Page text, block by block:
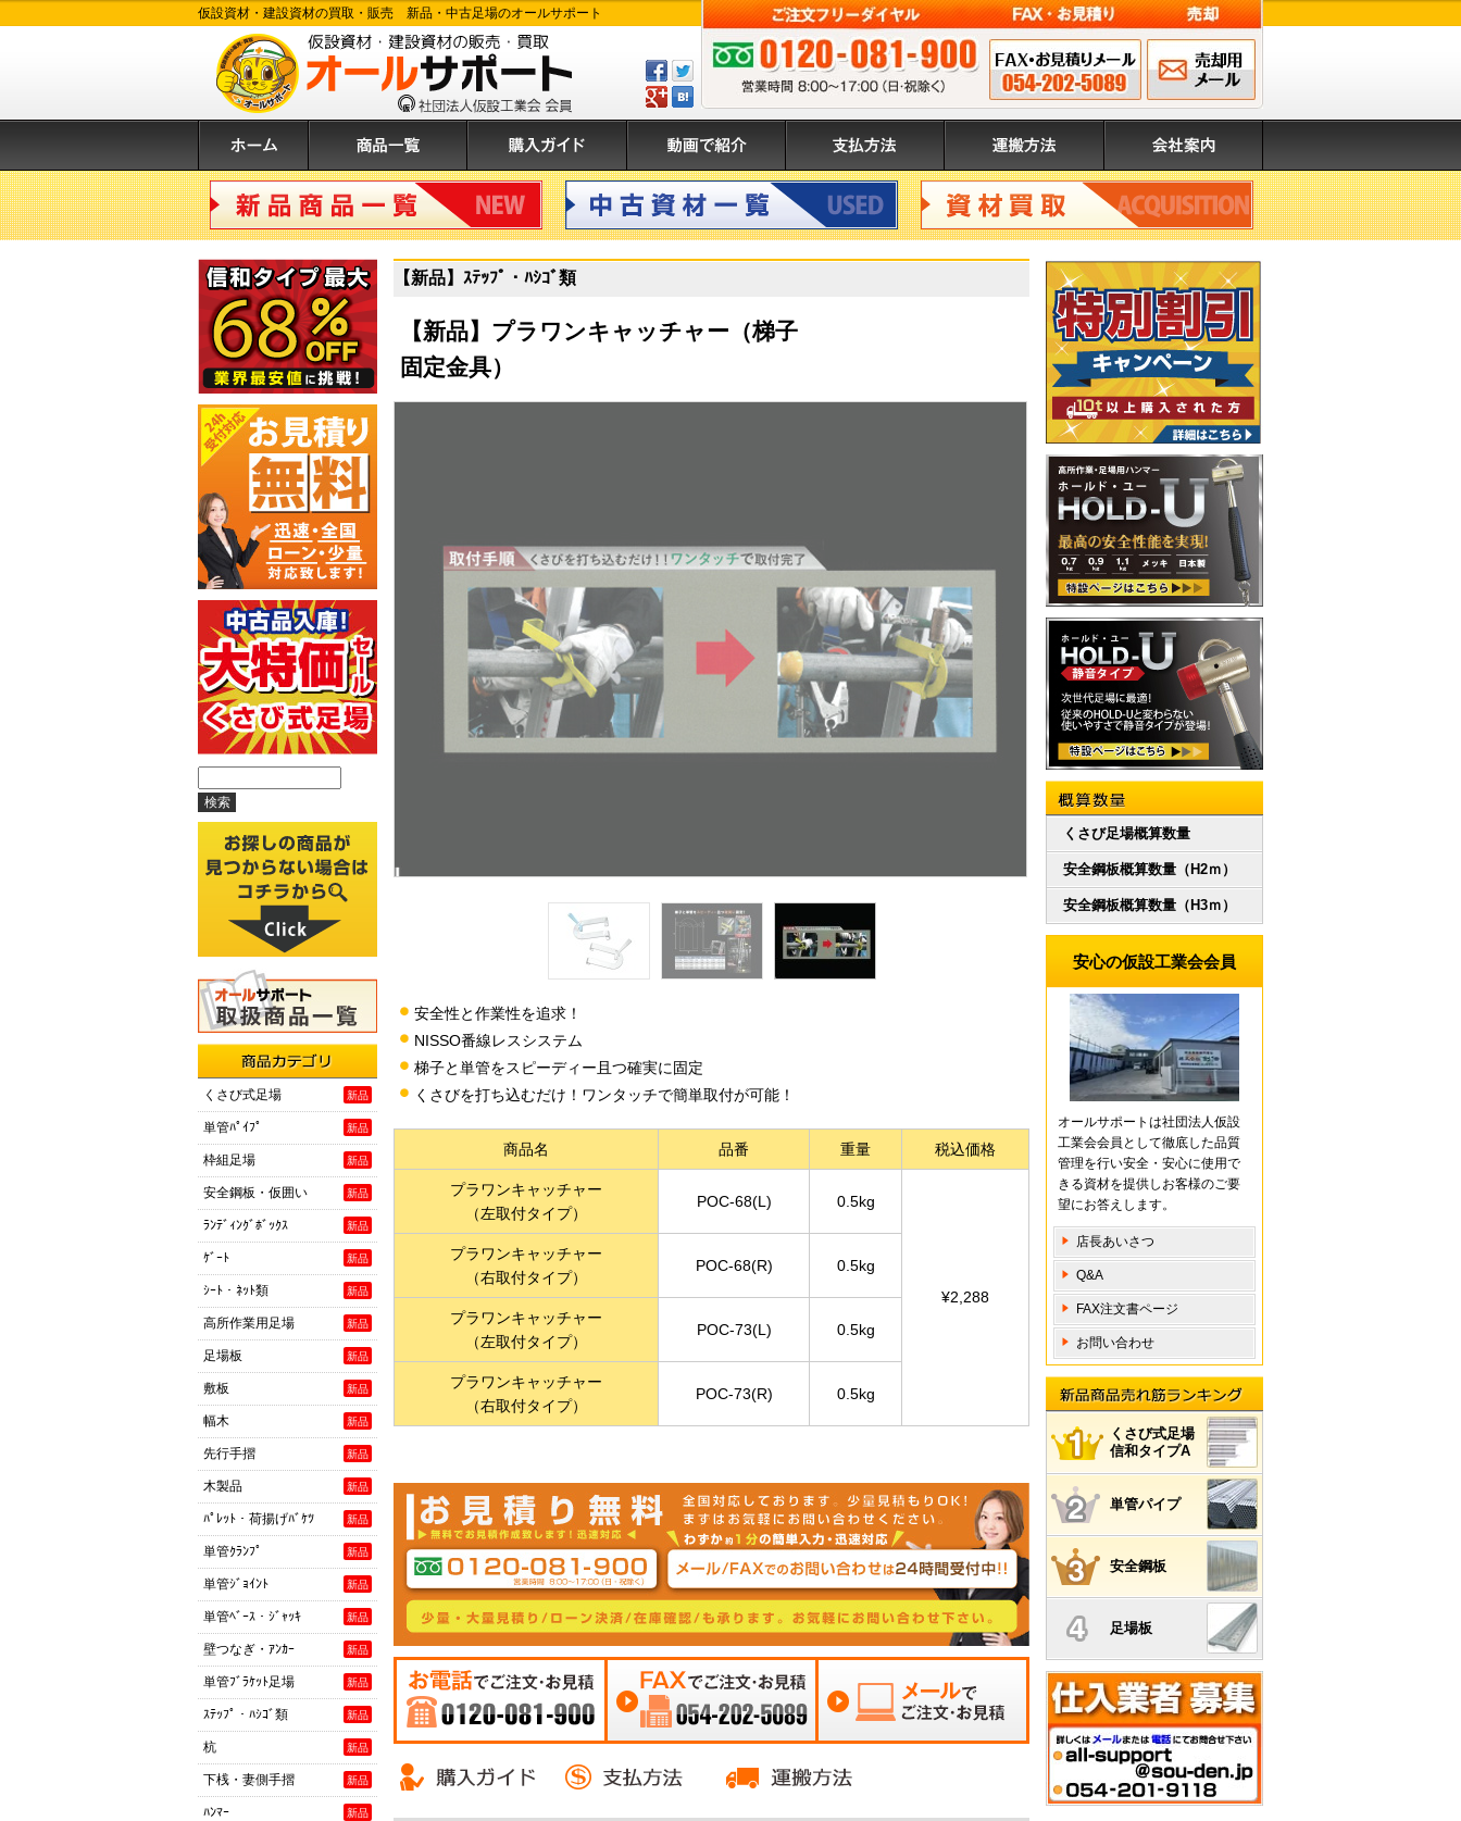
仮設資材・建設資材の買取・販売 新品・中古足場のオールサポート
Facebook
で
す
る
ツ
イ
ー
る
GPlus
は
て
ぶ
登
録
ご注文フリーダイヤル:0120-081-900 営業時間 8:00～17:00（日・祝除く）
FAX申込み 054-202-
5089
メールでのお問
い合わせ
ホーム 商品一覧 購入ガイド 動画で紹介 支払方法 運搬方法 会社案内
新品商品 中古資材 資材買取
【新品】ｽﾃｯﾌﾟ・ﾊｼｺﾞ類
【新品】プラワンキャッチャー（梯子
固定金具）
安全性と作業性を追求！
NISSO番線レスシステム
梯子と単管をスピーディー且つ確実に固定
くさびを打ち込むだけ！ワンタッチで簡単取付が可能！
商品名 品番 重量 税込価格
プラワンキャッチャー
（左取付タイプ）
POC-68(L) 0.5kg
¥2,288
プラワンキャッチャー
（右取付タイプ）
POC-68(R) 0.5kg
プラワンキャッチャー
（左取付タイプ）
POC-73(L) 0.5kg
プラワンキャッチャー
（右取付タイプ）
POC-73(R) 0.5kg
0120-081-900
202-5089
商品カテゴリ 新品
くさび式足場
新品
単管ﾊﾟｲﾌﾟ
新品
枠組足場
新品
安全鋼板・仮囲い
新品
ﾗﾝﾃﾞｨﾝｸﾞﾎﾞｯｸｽ
新品
ｹﾞｰﾄ
新品
ｼｰﾄ・ﾈｯﾄ類
新品
高所作業用足場
新品
足場板
新品
敷板
新品
幅木
新品
先行手摺
新品
木製品
新品
ﾊﾟﾚｯﾄ・荷揚げﾊﾞｹﾂ
新品
単管ｸﾗﾝﾌﾟ
新品
単管ｼﾞｮｲﾝﾄ
新品
単管ﾍﾞｰｽ・ｼﾞｬｯｷ
新品
壁つなぎ・ｱﾝｶｰ
新品
単管ﾌﾞﾗｹｯﾄ足場
新品
ｽﾃｯﾌﾟ・ﾊｼｺﾞ類
新品
杭
新品
下桟・妻側手摺
新品
ﾊﾝﾏｰ
概算数量
くさび足場概算数量
安全鋼板概算数量（H2ｍ）
安全鋼板概算数量（H3ｍ）
安心の仮設工業会会員
オールサポートは社団法人仮設
工業会会員として徹底した品質
管理を行い安全・安心に使用で
きる資材を提供しお客様のご要
望にお答えします。
店長あいさつ
Q&A
FAX注文書ページ
お問い合わせ
新品商 品売れ筋ランキング
くさび式足場
信和タイプA
単管パイプ
安全鋼板
足場板